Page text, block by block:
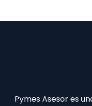
Pymes Asesor es